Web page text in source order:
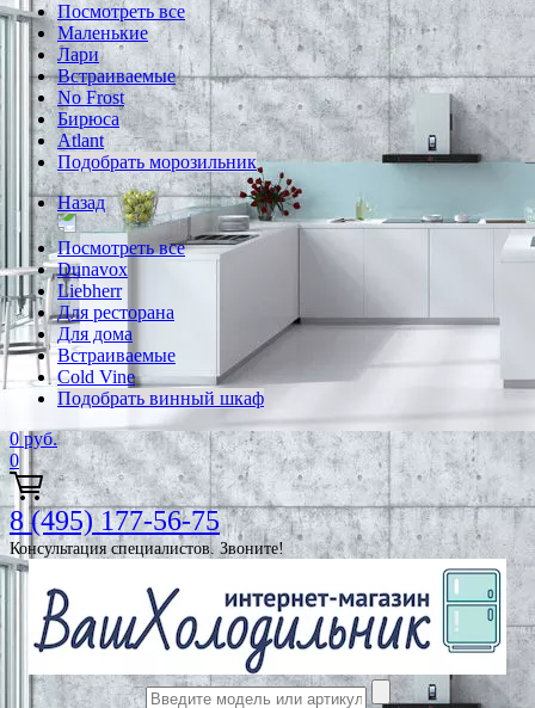
Посмотреть все
Маленькие
Лари
Встраиваемые
No Frost
Бирюса
Atlant
Подобрать морозильник
Назад
Посмотреть все
Dunavox
Liebherr
Для ресторана
Для дома
Встраиваемые
Cold Vine
Подобрать винный шкаф
0 руб.
0
8 (495) 177-56-75
Консультация специалистов. Звоните!